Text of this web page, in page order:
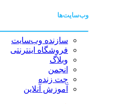
وب‌سایت‌ها
سازنده وب‌سایت
فروشگاه اینترنتی
وبلاگ
انجمن
چت زنده
آموزش آنلاین